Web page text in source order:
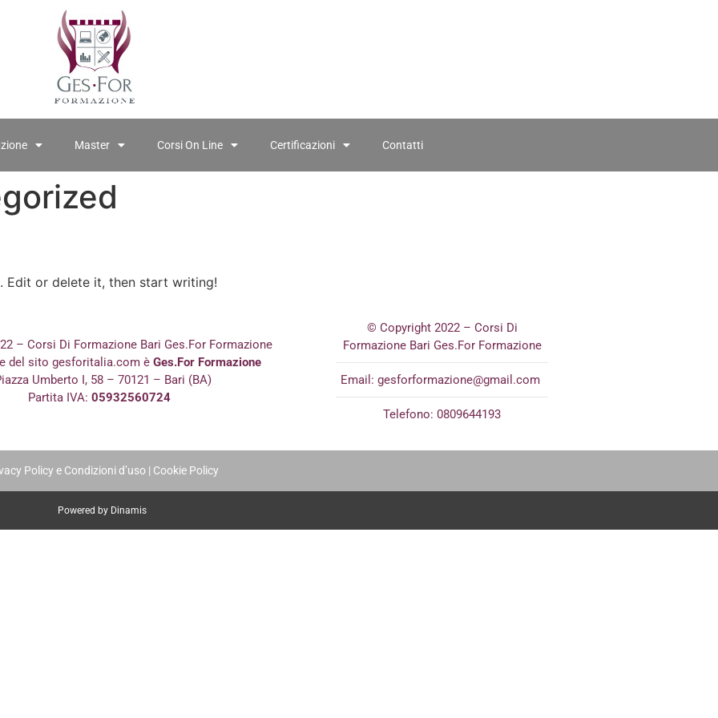
Master Corsi On Line Certificazioni Contatti
Edit or delete it, then start writing!
– Corsi Di Formazione Bari Ges.For Formazione
del sito gesforitalia.com è Ges.For Formazione
Umberto I, 58 – 70121 – Bari (BA)
Partita IVA:05932560724
© Copyright 2022 – Corsi Di
Formazione Bari Ges.For Formazione
Email:gesforformazione@gmail.com
Telefono: 0809644193
Policy e Condizioni d’uso | Cookie Policy
Powered by Dinamis